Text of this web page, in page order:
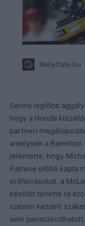
Senna legfőbb
hogy a Honda
partneri
amelynek a
jelentette, hogy
Patrese előbb kapta
erőforrásokat, a
később tehette rá
szezon kezdeti
sem